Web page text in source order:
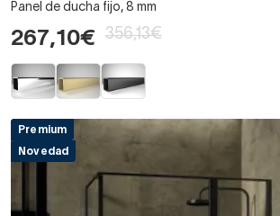
Panel de ducha fijo, 8 mm
267,10€ 356,13€
Premium
Novedad